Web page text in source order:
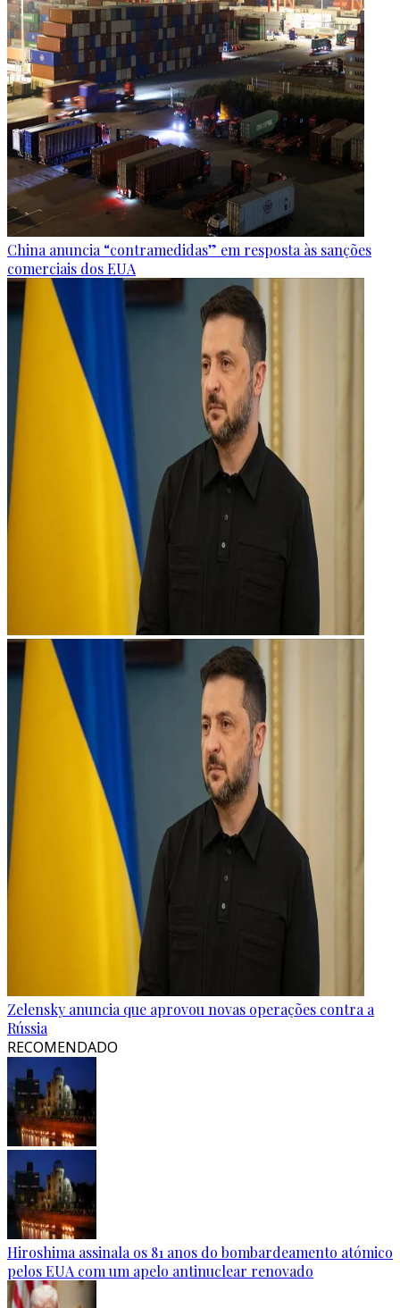
China anuncia “contramedidas” em resposta às sanções
comerciais dos EUA
Zelensky anuncia que aprovou novas operações contra a
Rússia
RECOMENDADO
Hiroshima assinala os 81 anos do bombardeamento atómico
pelos EUA com um apelo antinuclear renovado